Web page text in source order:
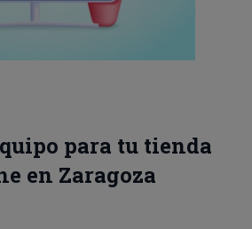
para tu tienda
en Zaragoza